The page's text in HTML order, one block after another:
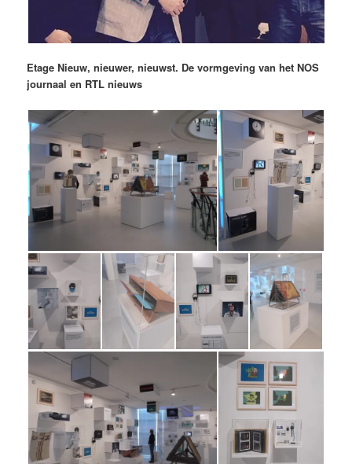
Etage Nieuw, nieuwer, nieuwst. De vormgeving van het NOS
journaal en RTL nieuws